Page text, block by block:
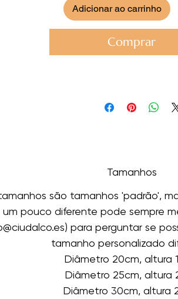
Adicionar ao carrinho
Comprar
Tamanhos
são tamanhos 'padrão',
um pouco diferente pode sempre
para perguntar se
tamanho personalizado
Diâmetro 20cm, altura
Diâmetro 25cm, altura
Diâmetro 30cm, altura